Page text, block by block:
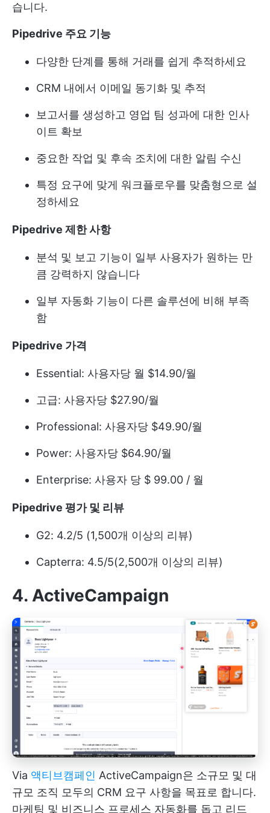
습니다.
Pipedrive 주요 기능
다양한 단계를 통해 거래를 쉽게 추적하세요
CRM 내에서 이메일 동기화 및 추적
보고서를 생성하고 영업 팀 성과에 대한 인사
이트 확보
중요한 작업 및 후속 조치에 대한 알림 수신
특정 요구에 맞게 워크플로우를 맞춤형으로 설
정하세요
Pipedrive 제한 사항
분석 및 보고 기능이 일부 사용자가 원하는 만
큼 강력하지 않습니다
일부 자동화 기능이 다른 솔루션에 비해 부족
함
Pipedrive 가격
Essential: 사용자당 월 $14.90/월
고급: 사용자당 $27.90/월
Professional: 사용자당 $49.90/월
Power: 사용자당 $64.90/월
Enterprise: 사용자 당 $ 99.00 / 월
Pipedrive 평가 및 리뷰
G2: 4.2/5 (1,500개 이상의 리뷰)
Capterra: 4.5/5(2,500개 이상의 리뷰)
4. ActiveCampaign
Via 액티브캠페인 ActiveCampaign은 소규모 및 대
규모 조직 모두의 CRM 요구 사항을 목표로 합니다.
마케팅 및 비즈니스 프로세스 자동화를 돕고 리드